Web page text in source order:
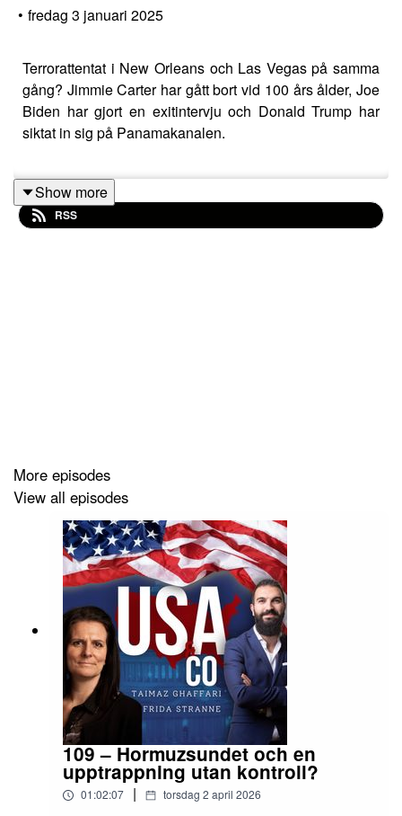
• fredag 3 januari 2025
Terrorattentat i New Orleans och Las Vegas på samma
gång? Jimmie Carter har gått bort vid 100 års ålder, Joe
Biden har gjort en exitintervju och Donald Trump har
siktat in sig på Panamakanalen.
Produktion: Taimaz Ghaffari
https://twitter.com/fridastranne
Taimaz Ghaffari
https://www.instagram.com/taimazghaffari/
https://twitter.com/TaimazGhaffari
Show more
RSS
More episodes
View all episodes
109 – Hormuzsundet och en
upptrappning utan kontroll?
01:02:07 | torsdag 2 april 2026